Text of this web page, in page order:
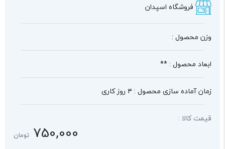
فروشگاه اسپدان
وزن محصول :
ابعاد محصول : **
زمان آماده سازی محصول : ۴ روز کاری
قیمت کالا :
750,000 تومان